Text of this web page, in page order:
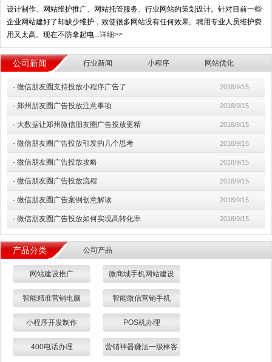
设计制作、网站维护推广、网站托管服务、行业网站的策划设计。针对目前一些
企业网站建好了却缺少维护，致使很多网站没有任何效果。聘用专业人员维护费
用又太高。现在不防拿起电...详细>>
公司新闻 行业新闻 小程序 网站优化
· 微信朋友圈支持投放小程序广告了 2018/9/15
· 郑州朋友圈广告投放注意事项 2018/9/15
· 大数据让郑州微信朋友圈广告投放更精 2018/9/15
· 微信朋友圈广告投放引发的几个思考 2018/9/15
· 微信朋友圈广告投放攻略 2018/9/15
· 微信朋友圈广告投放流程 2018/9/15
· 微信朋友圈广告案例创意解读 2018/9/15
· 微信朋友圈广告投放如何实现高转化率 2018/9/15
产品分类 公司产品
网站建设推广 微商城手机网站建设
智能精准营销电脑 智能微信营销手机
小程序开发制作 POS机办理
400电话办理 营销神器赚法一级棒客